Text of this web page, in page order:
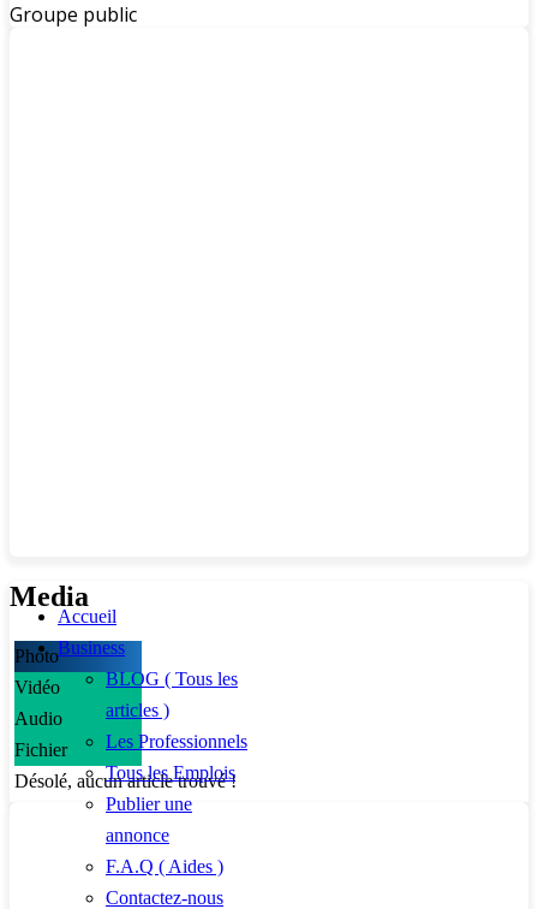
Groupe public
Media
Photo
Vidéo
Audio
Fichier
Désolé, aucun article trouvé !
Accueil
Business
BLOG ( Tous les
articles )
Les Professionnels
Tous les Emplois
Publier une
annonce
F.A.Q ( Aides )
Contactez-nous